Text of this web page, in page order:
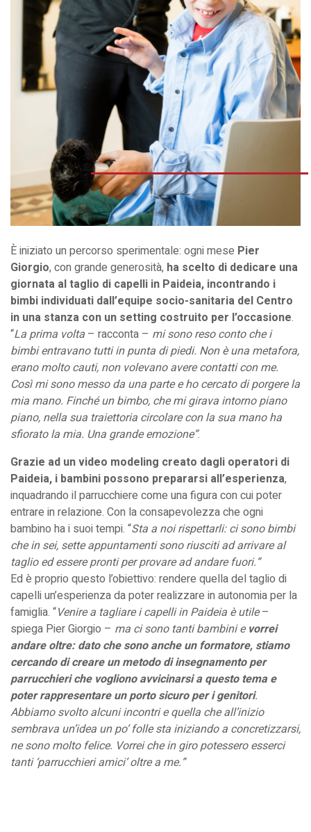
È iniziato un percorso sperimentale: ogni mese Pier
Giorgio, con grande generosità, ha scelto di dedicare una
giornata al taglio di capelli in Paideia, incontrando i
bimbi individuati dall’equipe socio-sanitaria del Centro
in una stanza con un setting costruito per l’occasione.
“La prima volta – racconta – mi sono reso conto che i
bimbi entravano tutti in punta di piedi. Non è una metafora,
erano molto cauti, non volevano avere contatti con me.
Così mi sono messo da una parte e ho cercato di porgere la
mia mano. Finché un bimbo, che mi girava intorno piano
piano, nella sua traiettoria circolare con la sua mano ha
sfiorato la mia. Una grande emozione”.
Grazie ad un video modeling creato dagli operatori di
Paideia, i bambini possono prepararsi all’esperienza,
inquadrando il parrucchiere come una figura con cui poter
entrare in relazione. Con la consapevolezza che ogni
bambino ha i suoi tempi. “Sta a noi rispettarli: ci sono bimbi
che in sei, sette appuntamenti sono riusciti ad arrivare al
taglio ed essere pronti per provare ad andare fuori.”
Ed è proprio questo l’obiettivo: rendere quella del taglio di
capelli un’esperienza da poter realizzare in autonomia per la
famiglia. “Venire a tagliare i capelliin Paideia è utile–
spiega Pier Giorgio – ma ci sono tanti bambini evorrei
andare oltre: dato che sono anche un formatore, stiamo
cercando di creare un metodo di insegnamento per
parrucchieri che vogliono avvicinarsi a questo tema e
poter rappresentare un porto sicuro per i genitori.
Abbiamo svolto alcuni incontri e quella che all’inizio
sembrava un’idea un po’ folle sta iniziando a concretizzarsi,
ne sono molto felice. Vorrei che in giro potessero esserci
tanti ‘parrucchieri amici’ oltre a me.”